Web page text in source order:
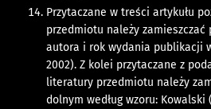
Przytaczane w treści artykułu
przedmiotu należy zamieszczać
autora i rok wydania publikacji
2002). Z kolei przytaczane z
literatury przedmiotu należy
dolnym według wzoru: Kowalski